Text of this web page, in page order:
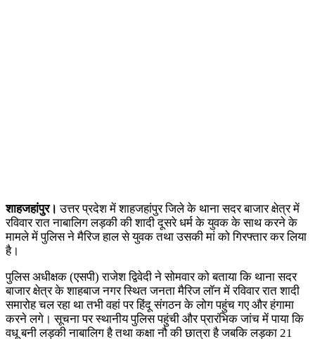
शाहजहांपुर। उत्तर प्रदेश में शाहजहांपुर जिले के थाना सदर बाजार क्षेत्र में
रविवार रात नाबालिग लड़की की शादी दूसरे धर्म के युवक के साथ करने के
मामले में पुलिस ने मैरिज हाल से युवक तथा उसकी मां को गिरफ्तार कर लिया
है।
पुलिस अधीक्षक (एसपी) राजेश द्विवेदी ने सोमवार को बताया कि थाना सदर
बाजार क्षेत्र के शाहबाज नगर स्थित जनता मैरिज लॉन में रविवार रात शादी
समारोह चल रहा था तभी वहां पर हिंदू संगठन के लोग पहुंच गए और हंगामा
करने लगे। सूचना पर स्थानीय पुलिस पहुंची और प्रारंभिक जांच में पाया कि
वधू बनी लड़की नाबालिग है तथा कक्षा नौ की छात्रा है जबकि लड़का 21